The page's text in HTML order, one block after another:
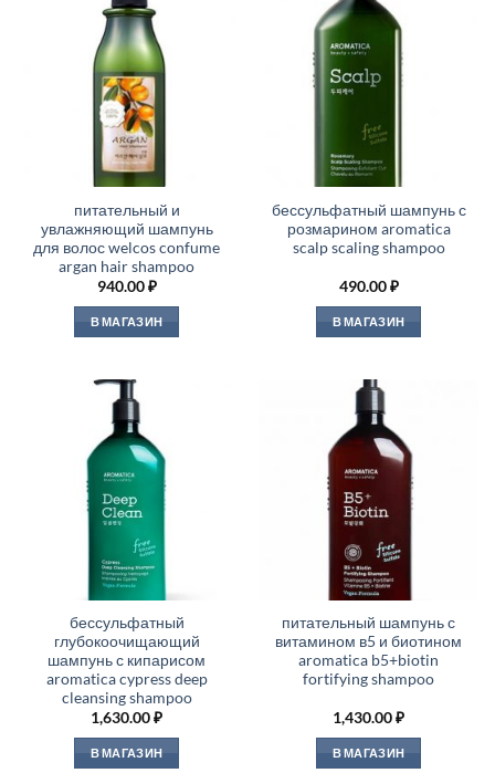
питательный и
увлажняющий шампунь
для волос welcos confume
argan hair shampoo
940.00₽
В МАГАЗИН
бессульфатный шампунь с
розмарином aromatica
scalp scaling shampoo
490.00₽
В МАГАЗИН
бессульфатный
глубокоочищающий
шампунь с кипарисом
aromatica cypress deep
cleansing shampoo
1,630.00₽
В МАГАЗИН
питательный шампунь с
витамином в5 и биотином
aromatica b5+biotin
fortifying shampoo
1,430.00₽
В МАГАЗИН